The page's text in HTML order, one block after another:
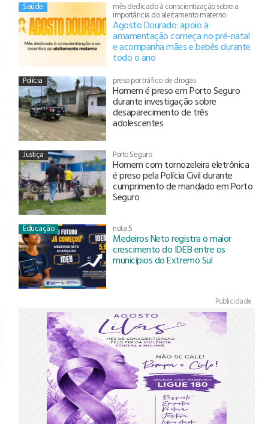
Saúde mês dedicado à conscientização sobre a
importância do aleitamento materno
Agosto Dourado: apoio à
amamentação começa no pré-natal
e acompanha mães e bebês durante
todo o ano
Polícia preso por tráfico de drogas
Homem é preso em Porto Seguro
durante investigação sobre
desaparecimento de três
adolescentes
Justiça Porto Seguro
Homem com tornozeleira eletrônica
é preso pela Polícia Civil durante
cumprimento de mandado em Porto
Seguro
Educação nota 5
Medeiros Neto registra o maior
crescimento do IDEB entre os
municípios do Extremo Sul
Publicidade